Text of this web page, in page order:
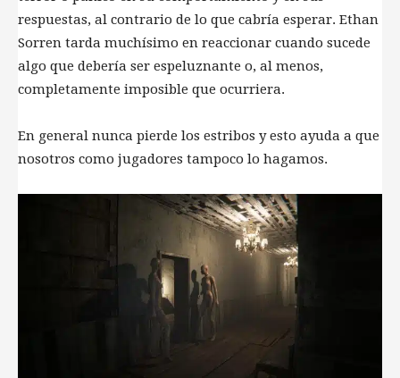
respuestas, al contrario de lo que cabría esperar. Ethan
Sorren tarda muchísimo en reaccionar cuando sucede
algo que debería ser espeluznante o, al menos,
completamente imposible que ocurriera.
En general nunca pierde los estribos y esto ayuda a que
nosotros como jugadores tampoco lo hagamos.